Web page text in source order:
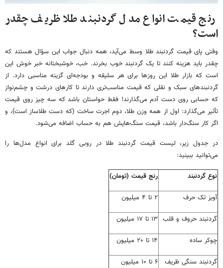
رنج قیمت انواع مدل گردنبند طلا ظریف چقدر
است؟
وقتی پای قیمت گردنبند طلا وسط می‌آید، همه دنبال جواب این سؤال هستند که
چقدر باید هزینه کنند تا یک گردنبند خوب بخرند. خب، خوشبختانه خبر خوش این
است که بازار طلا این روزها برای هر سلیقه و بودجه‌ای گزینه مناسبی دارد. از
گردنبندهای سبک و نقلی که قیمت مناسب‌تری دارند تا کارهای درشت و چشم‌نواز
که حسابی روی دست آدم می‌گذارند! فقط حواستان باشد که سه چیز روی قیمت
تأثیر می‌گذارد: اول از همه وزن طلا، دوم اجرت ساخت (که دست طلاساز است)، و
اگر کار سنگ‌دار باشد، قیمت سنگ‌هایش هم به حساب اضافه می‌شود.
در جدول زیر، لیست قیمت گردنبند طلا در روبی گلد برای انواع مدل‌ها را
می‌توانید ببینید:
نوع گردنبند رنج قیمت (تومان)
آویز تک حرف ۲ تا ۴ میلیون
گردنبند حروف و قلب ۱۳ تا ۱۷ میلیون
چوکر ساده ۱۴ تا ۲۰ میلیون
گردنبند سنگی ظریف ۶ تا ۱۰ میلیون